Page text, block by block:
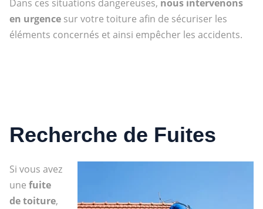
Dans ces situations dangereuses, nous intervenons
en urgencesur votre toiture afin de sécuriser les
éléments concernés et ainsi empêcher les accidents.
Recherche de Fuites
Si vous avez
une fuite
de toiture,